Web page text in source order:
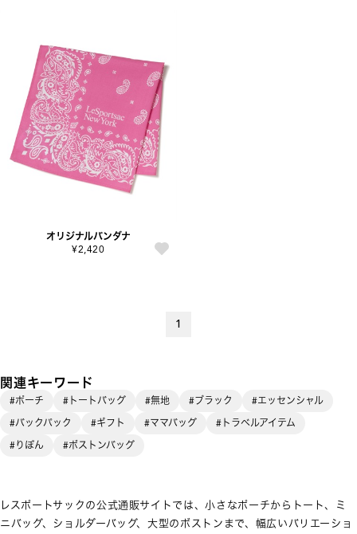
オリジナルバンダナ
¥2,420
1
関連キーワード
#ポーチ #トートバッグ #無地 #ブラック
#エッセンシャル
#バックパック
#ギフト #ママバッグ
#トラベルアイテム
#りぼん
#ボストンバッグ
レスポートサックの公式通販サイトでは、小さなポーチからトート、ミ
ニバッグ、ショルダーバッグ、大型のボストンまで、幅広いバリエーショ